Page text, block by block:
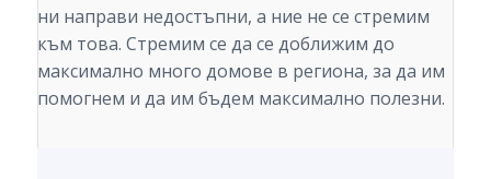
ни направи недостъпни, а ние не се стремим
към това. Стремим се да се доближим до
максимално много домове в региона, за да им
помогнем и да им бъдем максимално полезни.